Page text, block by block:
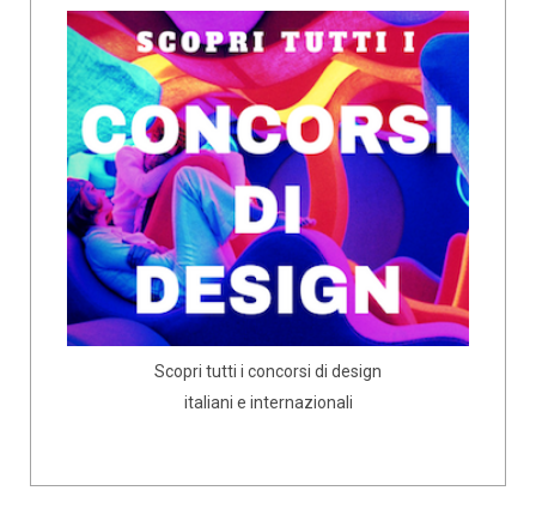
Scopri tutti i concorsi di design
italiani e internazionali